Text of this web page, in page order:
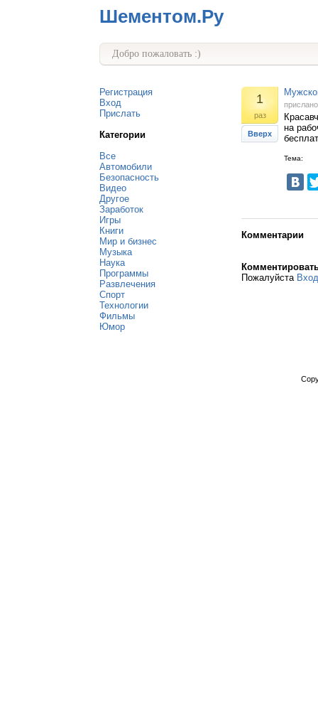
Шементом.Ру
Добро пожаловать :)
Регистрация
Вход
Прислать
Категории
Все
Автомобили
Безопасность
Видео
Другое
Заработок
Игры
Книги
Мир и бизнес
Музыка
Наука
Программы
Развлечения
Спорт
Технологии
Фильмы
Юмор
1
раз
Вверх
на
Тема:
Комментарии
Пожалуйста Вход